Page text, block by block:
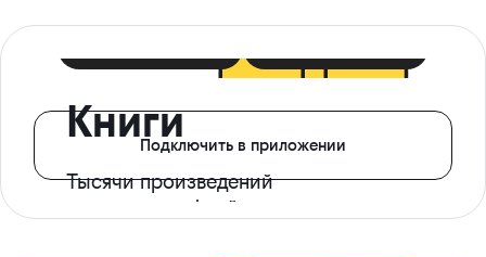
Книги
Тысячи произведений
с доступом офлайн
Подключить в приложении